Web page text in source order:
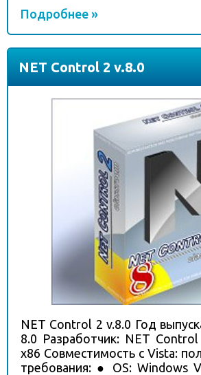
Подробнее »
NET Control 2 v.8.0
NET Control 2 v.8.0 Год
8.0 Разработчик: NET
x86 Совместимость с Vista:
требования: ● OS: Windows